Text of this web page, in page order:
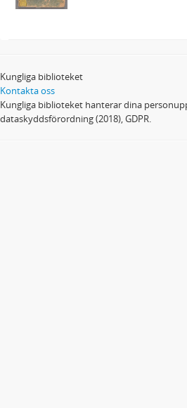
Kungliga biblioteket
Kontakta oss
Kungliga biblioteket hanterar dina
dataskyddsförordning (2018), GDPR.